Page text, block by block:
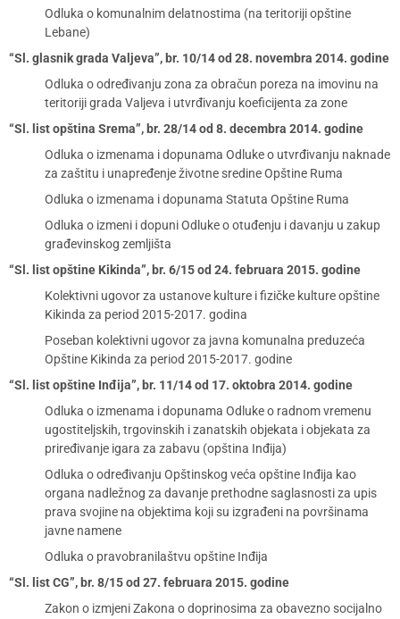
Odluka o komunalnim delatnostima (na teritoriji opštine
Lebane)
“Sl. glasnik grada Valjeva”, br. 10/14 od 28. novembra 2014. godine
Odluka o određivanju zona za obračun poreza na imovinu na
teritoriji grada Valjeva i utvrđivanju koeficijenta za zone
“Sl. list opština Srema”, br. 28/14 od 8. decembra 2014. godine
Odluka o izmenama i dopunama Odluke o utvrđivanju naknade
za zaštitu i unapređenje životne sredine Opštine Ruma
Odluka o izmenama i dopunama Statuta Opštine Ruma
Odluka o izmeni i dopuni Odluke o otuđenju i davanju u zakup
građevinskog zemljišta
“Sl. list opštine Kikinda”, br. 6/15 od 24. februara 2015. godine
Kolektivni ugovor za ustanove kulture i fizičke kulture opštine
Kikinda za period 2015-2017. godina
Poseban kolektivni ugovor za javna komunalna preduzeća
Opštine Kikinda za period 2015-2017. godine
“Sl. list opštine Inđija”, br. 11/14 od 17. oktobra 2014. godine
Odluka o izmenama i dopunama Odluke o radnom vremenu
ugostiteljskih, trgovinskih i zanatskih objekata i objekata za
priređivanje igara za zabavu (opština Inđija)
Odluka o određivanju Opštinskog veća opštine Inđija kao
organa nadležnog za davanje prethodne saglasnosti za upis
prava svojine na objektima koji su izgrađeni na površinama
javne namene
Odluka o pravobranilaštvu opštine Inđija
“Sl. list CG”, br. 8/15 od 27. februara 2015. godine
Zakon o izmjeni Zakona o doprinosima za obavezno socijalno